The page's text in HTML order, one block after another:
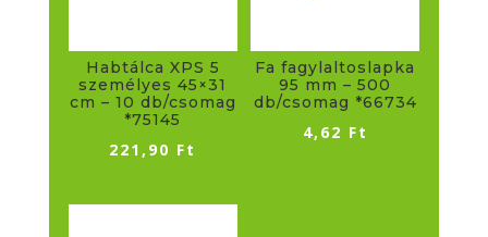
Habtálca XPS 5
személyes 45×31
cm – 10 db/csomag
*75145
221,90 Ft
Fa fagylaltoslapka
95 mm – 500
db/csomag *66734
4,62 Ft